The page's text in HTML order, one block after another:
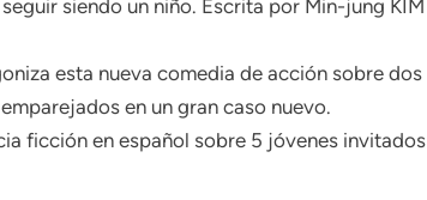
siendo un niño. Escrita por Min-jung KIM
esta nueva comedia de acción sobre dos
en un gran caso nuevo.
ficción en español sobre 5 jóvenes invitados